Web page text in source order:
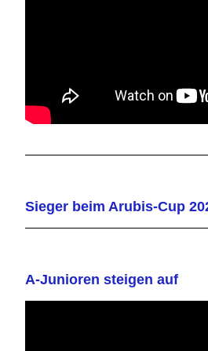
Sieger beim Arubis-Cup
A-Junioren steigen auf